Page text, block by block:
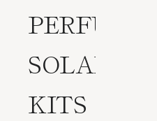
PERFUMES
SOLARES
KITS